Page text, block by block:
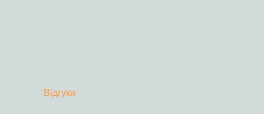
Відгуки